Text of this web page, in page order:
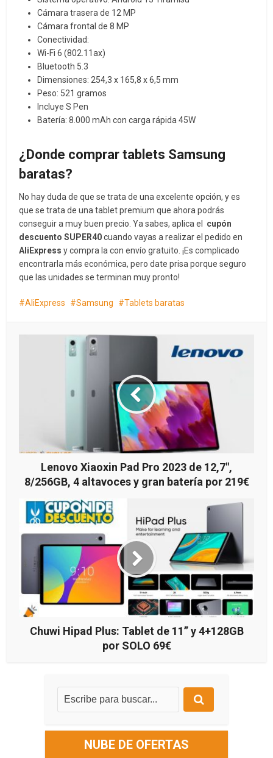
Cámara trasera de 12 MP
Cámara frontal de 8 MP
Conectividad:
Wi-Fi 6 (802.11ax)
Bluetooth 5.3
Dimensiones: 254,3 x 165,8 x 6,5 mm
Peso: 521 gramos
Incluye S Pen
Batería: 8.000 mAh con carga rápida 45W
¿Donde comprar tablets Samsung
baratas?
No hay duda de que se trata de una excelente opción, y es
que se trata de una tablet premium que ahora podrás
conseguir a muy buen precio. Ya sabes, aplica el cupón
descuentoSUPER40cuando vayas a realizar el pedido en
AliExpress y compra lacon envío gratuito. ¡Es complicado
encontrarla más económica, pero date prisa porque seguro
que las unidades se terminan muy pronto!
AliExpress Samsung Tablets baratas
Lenovo Xiaoxin Pad Pro 2023 de 12,7″,
8/256GB, 4 altavoces y gran batería por 219€
Chuwi Hipad Plus: Tablet de 11” y 4+128GB
por SOLO 69€
NUBE DE OFERTAS